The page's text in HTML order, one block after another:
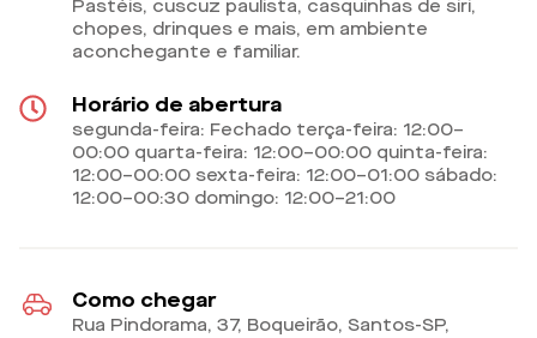
Pastéis, cuscuz paulista, casquinhas de siri,
chopes, drinques e mais, em ambiente
aconchegante e familiar.
Horário de abertura
segunda-feira: Fechado terça-feira: 12:00–
00:00 quarta-feira: 12:00–00:00 quinta-feira:
12:00–00:00 sexta-feira: 12:00–01:00 sábado:
12:00–00:30 domingo: 12:00–21:00
Como chegar
Rua Pindorama, 37, Boqueirão, Santos-SP,